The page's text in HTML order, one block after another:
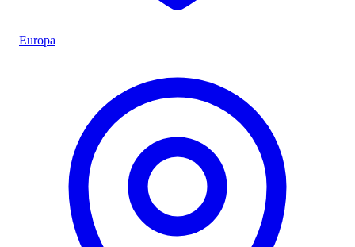
Europa